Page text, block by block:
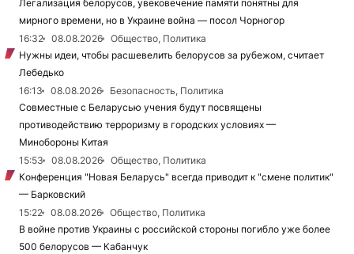
Легализация белорусов, увековечение памяти понятны для
мирного времени, но в Украине война — посол Чорногор
16:32
08.08.2026
Общество, Политика
Нужны идеи, чтобы расшевелить белорусов за рубежом, считает
Лебедько
16:13
08.08.2026
Безопасность, Политика
Совместные с Беларусью учения будут посвящены
противодействию терроризму в городских условиях —
Минобороны Китая
15:53
08.08.2026
Общество, Политика
Конференция "Новая Беларусь" всегда приводит к "смене политик"
— Барковский
15:22
08.08.2026
Общество, Политика
В войне против Украины с российской стороны погибло уже более
500 белорусов — Кабанчук